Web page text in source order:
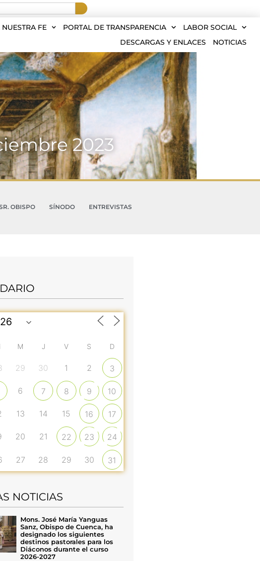
FE PORTAL DE TRANSPARENCIA
LABOR SOCIAL
DESCARGAS Y ENLACES
NOTICIAS
2023
OBISPO SÍNODO
ENTREVISTAS
M J V S D
29 30 1 2 3
6 7 8 9 10
13 14 15 16 17
20 21 22 23 24
27 28 29 30 31
NOTICIAS
Mons. José María Yanguas
Sanz, Obispo de Cuenca, ha
designado los siguientes
destinos pastorales para los
Diáconos durante el curso
2026-2027